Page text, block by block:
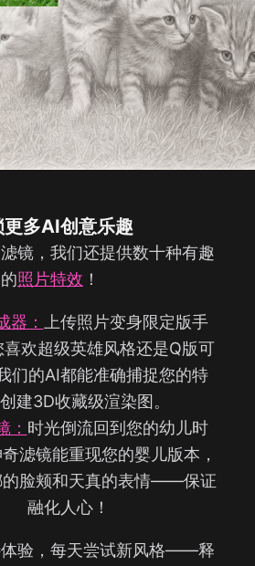
更多AI创意乐趣
镜，我们还提供数十种有趣
的照片特效 ！
器： 上传照片变身限定版手
喜欢超级英雄风格还是Q版可
们的AI都能准确捕捉您的特
建3D收藏级渲染图。
： 时光倒流回到您的幼儿时
滤镜能重现您的婴儿版本，
的脸颊和天真的表情——保证
融化人心！
体验，每天尝试新风格——释